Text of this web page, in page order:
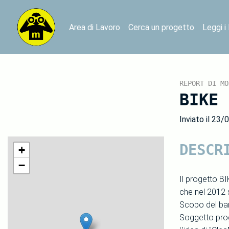
Area di Lavoro Cerca un progetto Leggi
REPORT DI
BIKE
Inviato il 23/
+
−
Il progetto
che nel 2012
Scopo del
Soggetto